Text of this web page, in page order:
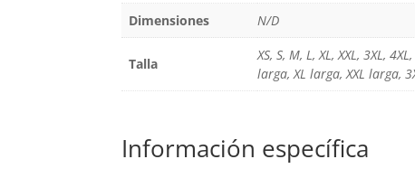
Dimensiones
N/D
Talla
XS, S, M, L, XL, XXL, 3XL,
larga, XL larga, XXL larga,
Información específica